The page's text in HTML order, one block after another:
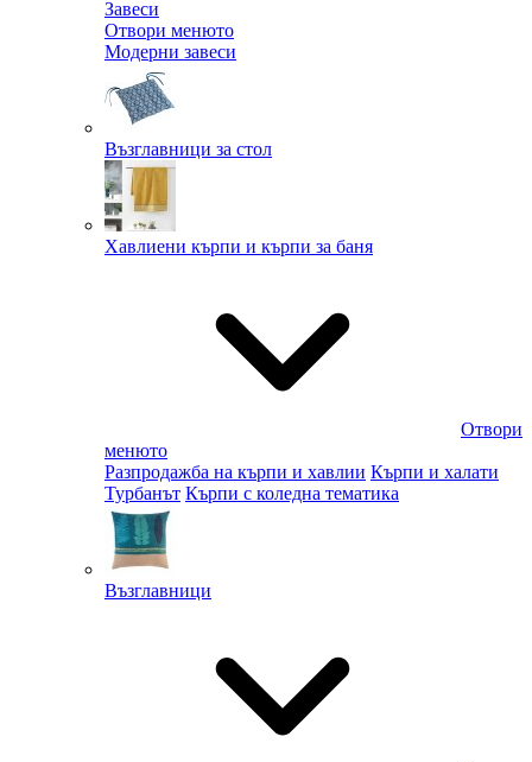
Завеси
Отвори менюто
Модерни завеси
Възглавници за стол
Хавлиени кърпи и кърпи за баня
Отвори
менюто
Разпродажба на кърпи и хавлии Кърпи и халати
Турбанът Кърпи с коледна тематика
Възглавници